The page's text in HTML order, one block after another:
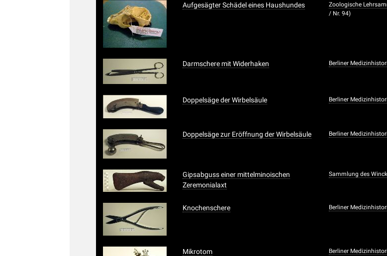
Aufgesägter Schädel eines Haushundes Zoologische
/ Nr. 94)
Darmschere mit Widerhaken Berliner
Doppelsäge der Wirbelsäule Berliner
Doppelsäge zur Eröffnung der Wirbelsäule Berliner
Gipsabguss einer mittelminoischen
Zeremonialaxt
Sammlung des
Knochenschere Berliner
Mikrotom Berliner